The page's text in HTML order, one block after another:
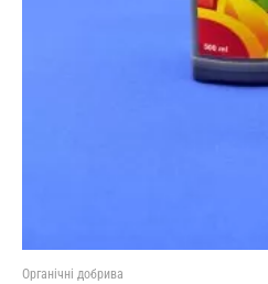
Органічні добрива